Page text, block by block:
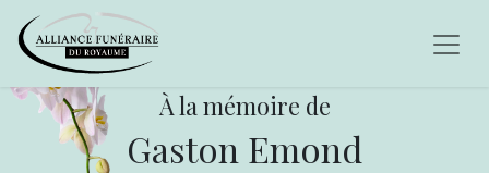
À la mémoire de
Gaston Emond